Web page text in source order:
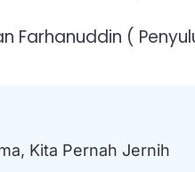
Farhanuddin (
Kita Pernah Jernih